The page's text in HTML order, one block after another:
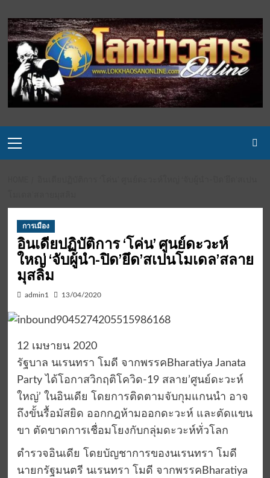
to
content
Menu
การเมือง
อินเดียปฏิบัติการ ‘โค่น’ ศูนย์ดะวะห์
ใหญ่ ‘จับผู้นำ-ปิด’ยึด’สเปนโมเดล’สลาย
มุสลิม
admin1 13/04/2020
12 เมษายน 2020
รัฐบาล นเรนทรา โมดี จากพรรคBharatiya Janata
Party ได้โอกาสวิกฤติโควิด-19 สลาย’ศูนย์ดะวะห์
ใหญ่’ ในอินเดีย โดยการติดตามจับกุมแกนนำ อาจ
ถึงขั้นรื้อมัสยิด ออกกฎห้ามออกดะวะห์ และตัดแขน
ขา ตัดขาดการเชื่อมโยงกับกลุ่มดะวะห์ทั่วโลก
ตำรวจอินเดีย โดยบัญชาการของนเรนทรา โมดี
นายกรัฐมนตรี นเรนทรา โมดี จากพรรคBharatiya